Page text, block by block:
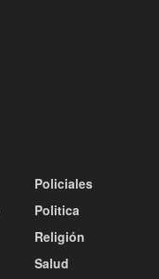
Policiales
Politica
Religión
Salud